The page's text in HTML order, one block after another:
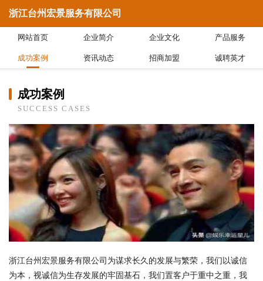
浙江台州宏景服务有限公司
网站首页 企业简介 企业文化 产品服务
成功案例 资讯动态 招商加盟 诚聘英才
成功案例
SUCCESS CASES
浙江台州宏景服务有限公司为谋求长久的发展与繁荣，我们以诚信
为本，视诚信为生存发展的牢固基石，我们置客户于重中之重，我